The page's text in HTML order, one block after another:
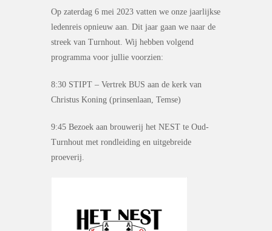
Op zaterdag 6 mei 2023 vatten we onze jaarlijkse
ledenreis opnieuw aan. Dit jaar gaan we naar de
streek van Turnhout. Wij hebben volgend
programma voor jullie voorzien:
8:30 STIPT – Vertrek BUS aan de kerk van
Christus Koning (prinsenlaan, Temse)
9:45 Bezoek aan brouwerij het NEST te Oud-
Turnhout met rondleiding en uitgebreide
proeverij.